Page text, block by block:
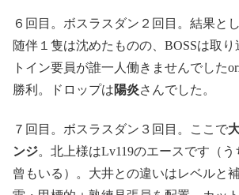
６回目。ボスラスダン２回目。結果と
随伴１隻は沈めたものの、BOSSは取
トイン要員が誰一人働きませんでした
勝利。ドロップは陽炎さんでした。
７回目。ボスラスダン３回目。ここで
ンジ。北上様はLv119のエースです（
曾もいる）。大井との違いはレベルと